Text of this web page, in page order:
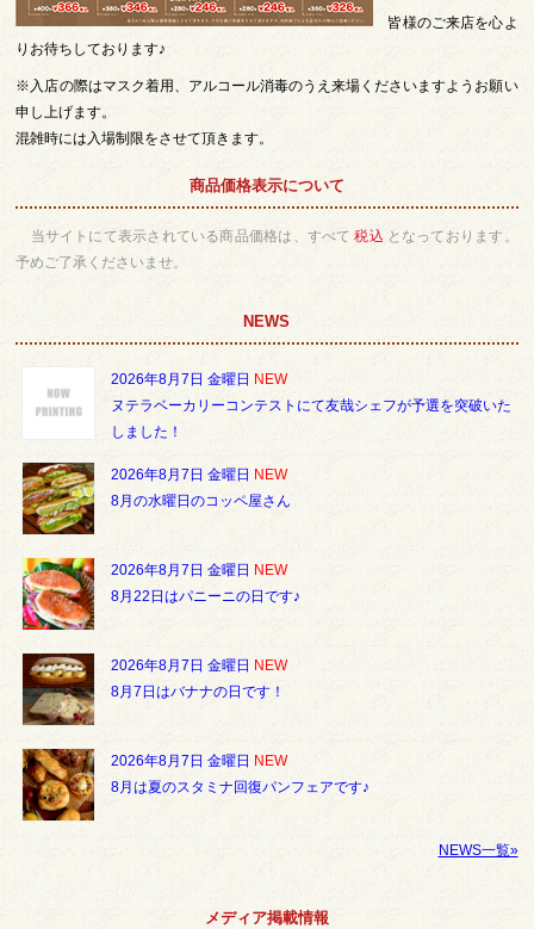
皆様のご来店を心よ
りお待ちしております♪
※入店の際はマスク着用、アルコール消毒のうえ来場くださいますようお願い
申し上げます。
混雑時には入場制限をさせて頂きます。
商品価格表示について
当サイトにて表示されている商品価格は、すべて 税込 となっております。
予めご了承くださいませ。
NEWS
2026年8月7日 金曜日 NEW
ヌテラベーカリーコンテストにて友哉シェフが予選を突破いた
しました！
2026年8月7日 金曜日 NEW
8月の水曜日のコッペ屋さん
2026年8月7日 金曜日 NEW
8月22日はパニーニの日です♪
2026年8月7日 金曜日 NEW
8月7日はバナナの日です！
2026年8月7日 金曜日 NEW
8月は夏のスタミナ回復パンフェアです♪
NEWS一覧»
メディア掲載情報